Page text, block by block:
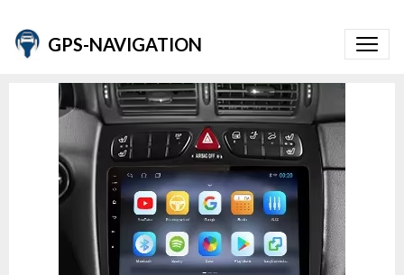
GPS-NAVIGATION